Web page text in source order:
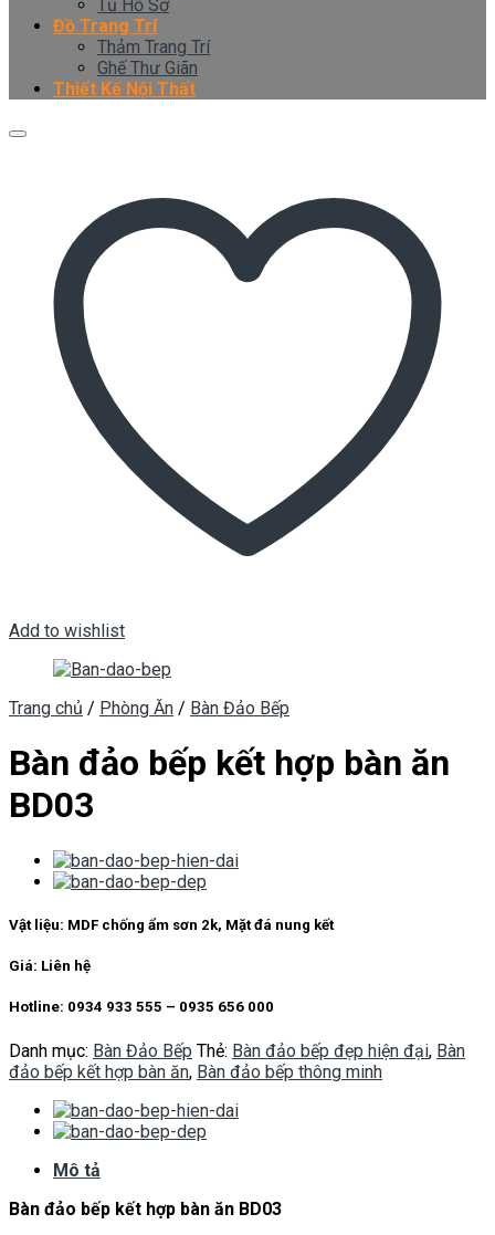
Tủ Hồ Sơ
Đồ Trang Trí
Thảm Trang Trí
Ghế Thư Giãn
Thiết Kế Nội Thất
Add to wishlist
Trang chủ / Phòng Ăn / Bàn Đảo Bếp
Bàn đảo bếp kết hợp bàn ăn
BD03
Vật liệu: MDF chống ẩm sơn 2k, Mặt đá nung kết
Giá: Liên hệ
Hotline: 0934 933 555 – 0935 656 000
Danh mục: Bàn Đảo Bếp Thẻ: Bàn đảo bếp đẹp hiện đại, Bàn
đảo bếp kết hợp bàn ăn, Bàn đảo bếp thông minh
Mô tả
Bàn đảo bếp kết hợp bàn ăn BD03